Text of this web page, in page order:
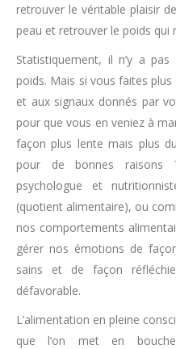
retrouver le véritable plaisir
peau et retrouver le poids qui
Statistiquement, il n’y a
poids. Mais si vous faites
et aux signaux donnés par
pour que vous en veniez à
façon plus lente mais plus
pour de bonnes raisons ?
psychologue et
(quotient alimentaire), ou
nos comportements
gérer nos émotions de
sains et de façon
défavorable.
L’alimentation en pleine
que l’on met en